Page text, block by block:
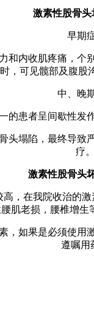
激素性股骨
早期
内收肌疼痛，
，可见髋部及腹股
中、晚
患者呈间歇性
塌陷，最终导
疗。
激素性股骨头
，在我院收治的
肌老损，腰椎增
如果是必须使
遵嘱用